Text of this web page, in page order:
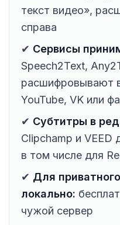
текст видео»,
справа
✔ Сервисы
Speech2Text,
расшифровывают
YouTube, VK или
✔ Субтитры в
Clipchamp и VEED
в том числе для
✔ Для
локально:
чужой сервер